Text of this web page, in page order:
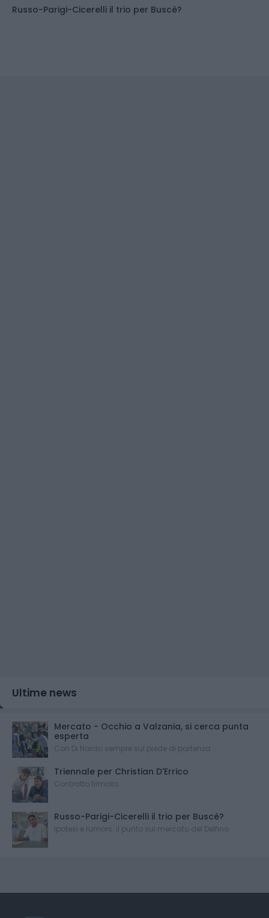
Russo-Parigi-Cicerelli il trio per Buscè?
Ultime news
Mercato - Occhio a Valzania, si cerca punta
esperta
Con Di Nardo sempre sul piede di partenza...
Triennale per Christian D'Errico
Contratto firmato
Russo-Parigi-Cicerelli il trio per Buscè?
Ipotesi e rumors: il punto sul mercato del Delfino